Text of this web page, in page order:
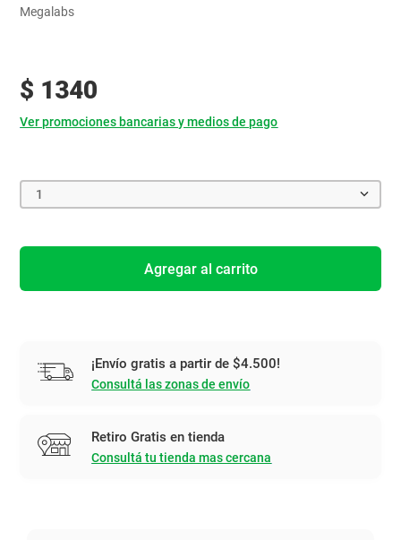
Megalabs
$ 1340
Ver promociones bancarias y medios de pago
1
Agregar al carrito
¡Envío gratis a partir de $4.500!
Consultá las zonas de envío
Retiro Gratis en tienda
Consultá tu tienda mas cercana